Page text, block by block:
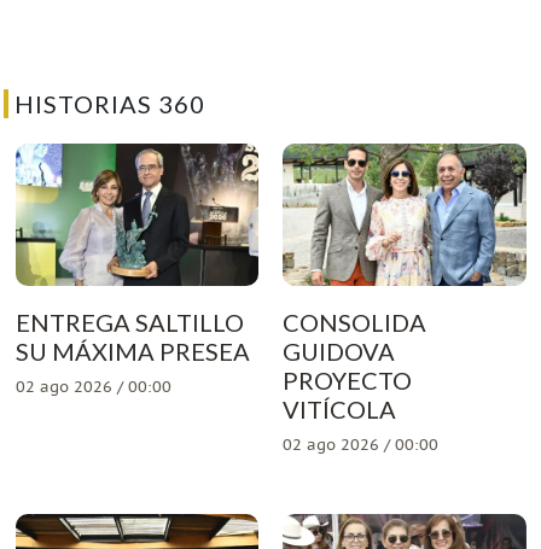
HISTORIAS 360
ENTREGA SALTILLO
SU MÁXIMA PRESEA
02 ago 2026 / 00:00
CONSOLIDA
GUIDOVA
PROYECTO
VITÍCOLA
02 ago 2026 / 00:00